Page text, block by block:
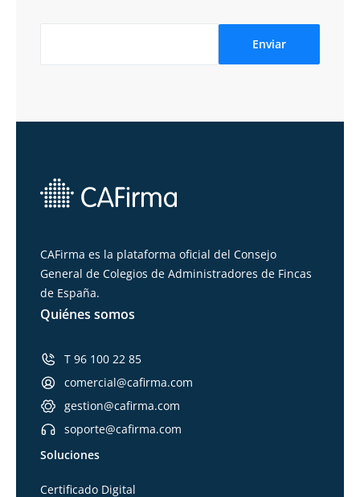
CAFirma es la plataforma oficial del Consejo
General de Colegios de Administradores de Fincas
de España.
Quiénes somos
T 96 100 22 85
comercial@cafirma.com
gestion@cafirma.com
soporte@cafirma.com
Soluciones
Certificado Digital